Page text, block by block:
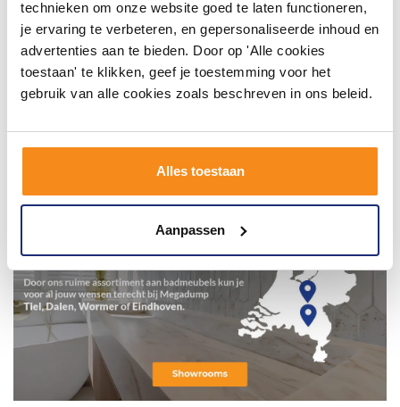
technieken om onze website goed te laten functioneren,
je ervaring te verbeteren, en gepersonaliseerde inhoud en
advertenties aan te bieden. Door op 'Alle cookies
toestaan' te klikken, geef je toestemming voor het
gebruik van alle cookies zoals beschreven in ons beleid.
Alles toestaan
Aanpassen